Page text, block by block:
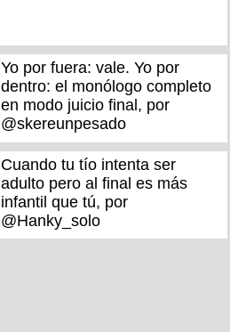
Yo por fuera: vale. Yo por
dentro: el monólogo completo
en modo juicio final, por
@skereunpesado
Cuando tu tío intenta ser
adulto pero al final es más
infantil que tú, por
@Hanky_solo